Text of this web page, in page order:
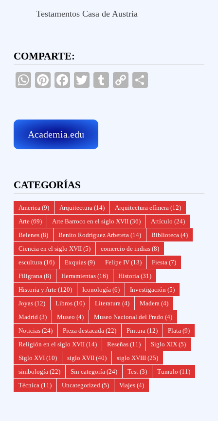
Testamentos Casa de Austria
COMPARTE:
WhatsApp
Pinterest
Facebook
TwitterTumblr
Copy
Academia.edu
CATEGORÍAS
America (9) Arquitectura (14) Arquitectura efímera (12)
Arte (69) Arte Barroco en el siglo XVII (36) Artículo (24)
Belenes (8) Benito Rodríguez Arbeteta (14) Biblioteca (4)
Ciencia en el siglo XVII (5) comercio de indias (8)
escultura (16) Exquias (9) Felipe IV (13) Fiesta (7)
Filigrana (8) Herramientas (16) Historia (31)
Historia y Arte (120) Iconología (6) Investigación (5)
Joyas (12) Libros (10) Literatura (4) Madera (4)
Madrid (3) Museo (4) Museo Nacional del Prado (4)
Noticias (24) Pieza destacada (22) Pintura (12) Plata (9)
Religión en el siglo XVII (14) Reseñas (11) Siglo XIX (5)
Siglo XVI (10) siglo XVII (40) siglo XVIII (25)
simbología (22) Sin categoría (24) Test (3) Tumulo (11)
Técnica (11) Uncategorized (5) Viajes (4)